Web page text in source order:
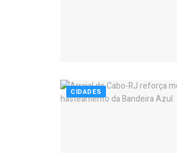
CIDADES